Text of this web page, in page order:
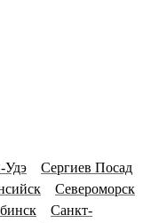
Удэ
Сергиев Посад
Североморск
Санкт-